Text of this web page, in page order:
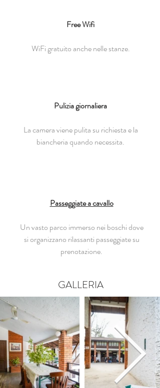
Free Wifi
WiFi gratuito anche nelle stanze.
Pulizia giornaliera
La camera viene pulita su richiesta e la
biancheria quando necessita.
Passeggiate a cavallo
Un vasto parco immerso nei boschi dove
si organizzano rilassanti passeggiate su
prenotazione.
GALLERIA